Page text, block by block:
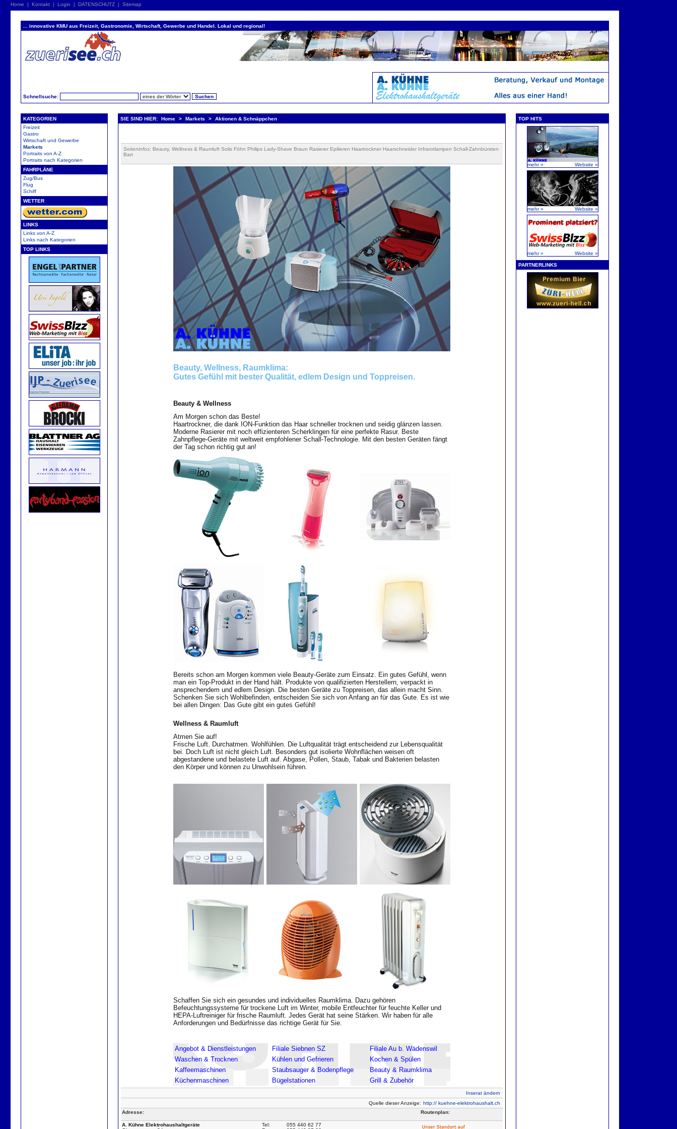
Home | Kontakt | Login | DATENSCHUTZ | Sitemap
... innovative KMU aus Freizeit, Gastronomie, Wirtschaft, Gewerbe und Handel. Lokal und regional!
Schnellsuche:
KATEGORIEN
Freizeit
Gastro
Wirtschaft und Gewerbe
Markets
Portraits von A-Z
Portraits nach Kategorien
FAHRPLÄNE
Zug/Bus
Flug
Schiff
WETTER
LINKS
Links von A-Z
Links nach Kategorien
TOP LINKS
SIE SIND HIER: Home > Markets > Aktionen & Schnäppchen
Seiteninfos: Beauty, Wellness & Raumluft Solis Föhn Philips Lady-Shave Braun Rasierer Epilieren Haartrockner Haarschneider Infrarotlampen Schall-Zahnbürsten
Bart
Beauty, Wellness, Raumklima:
Gutes Gefühl mit bester Qualität, edlem Design und Toppreisen.
Beauty & Wellness
Am Morgen schon das Beste!
Haartrockner, die dank ION-Funktion das Haar schneller trocknen und seidig glänzen lassen.
Moderne Rasierer mit noch effizienteren Scherklingen für eine perfekte Rasur. Beste
Zahnpflege-Geräte mit weltweit empfohlener Schall-Technologie. Mit den besten Geräten fängt
der Tag schon richtig gut an!
Bereits schon am Morgen kommen viele Beauty-Geräte zum Einsatz. Ein gutes Gefühl, wenn
man ein Top-Produkt in der Hand hält. Produkte von qualifizierten Herstellern, verpackt in
ansprechendem und edlem Design. Die besten Geräte zu Toppreisen, das allein macht Sinn.
Schenken Sie sich Wohlbefinden, entscheiden Sie sich von Anfang an für das Gute. Es ist wie
bei allen Dingen: Das Gute gibt ein gutes Gefühl!
Wellness & Raumluft
Atmen Sie auf!
Frische Luft. Durchatmen. Wohlfühlen. Die Luftqualität trägt entscheidend zur Lebensqualität
bei. Doch Luft ist nicht gleich Luft. Besonders gut isolierte Wohnflächen weisen oft
abgestandene und belastete Luft auf. Abgase, Pollen, Staub, Tabak und Bakterien belasten
den Körper und können zu Unwohlsein führen.
Schaffen Sie sich ein gesundes und individuelles Raumklima. Dazu gehören
Befeuchtungssysteme für trockene Luft im Winter, mobile Entfeuchter für feuchte Keller und
HEPA-Luftreiniger für frische Raumluft. Jedes Gerät hat seine Stärken. Wir haben für alle
Anforderungen und Bedürfnisse das richtige Gerät für Sie.
Angebot & Dienstleistungen Filiale Siebnen SZ
Filiale Au b. Wädenswil
Waschen & Trocknen
Kühlen und Gefrieren
Kochen & Spülen
Kaffeemaschinen
Staubsauger & Bodenpflege
Beauty & Raumklima
Küchenmaschinen
Bügelstationen Grill & Zubehör
Inserat ändern
Quelle dieser Anzeige: http:// kuehne-elektrohaushalt.ch
Adresse:
Routenplan:
A. Kühne Elektrohaushaltgeräte
Tel:
055 440 62 77
TOP HITS
mehr » Website »
mehr » Website »
mehr » Website »
PARTNERLINKS